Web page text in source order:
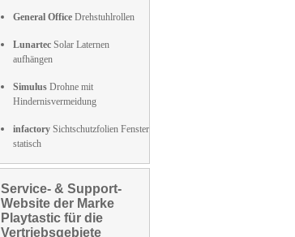
General Office Drehstuhlrollen
Lunartec Solar Laternen
aufhängen
Simulus Drohne mit
Hindernisvermeidung
infactory Sichtschutzfolien Fenster
statisch
Service- & Support-
Website der Marke
Playtastic für die
Vertriebsgebiete